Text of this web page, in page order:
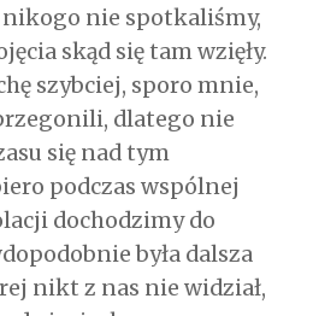
nie spotkaliśmy,
skąd się tam wzięły.
szybciej, sporo mnie,
dlatego nie
się nad tym
podczas wspólnej
dochodzimy do
była dalsza
nikt z nas nie widział,